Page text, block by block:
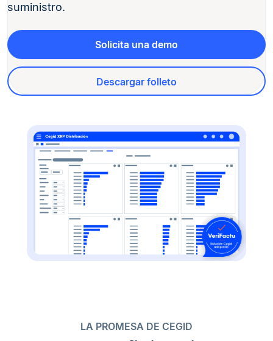
suministro.
Solicita una demo
Descargar folleto
LA PROMESA DE CEGID